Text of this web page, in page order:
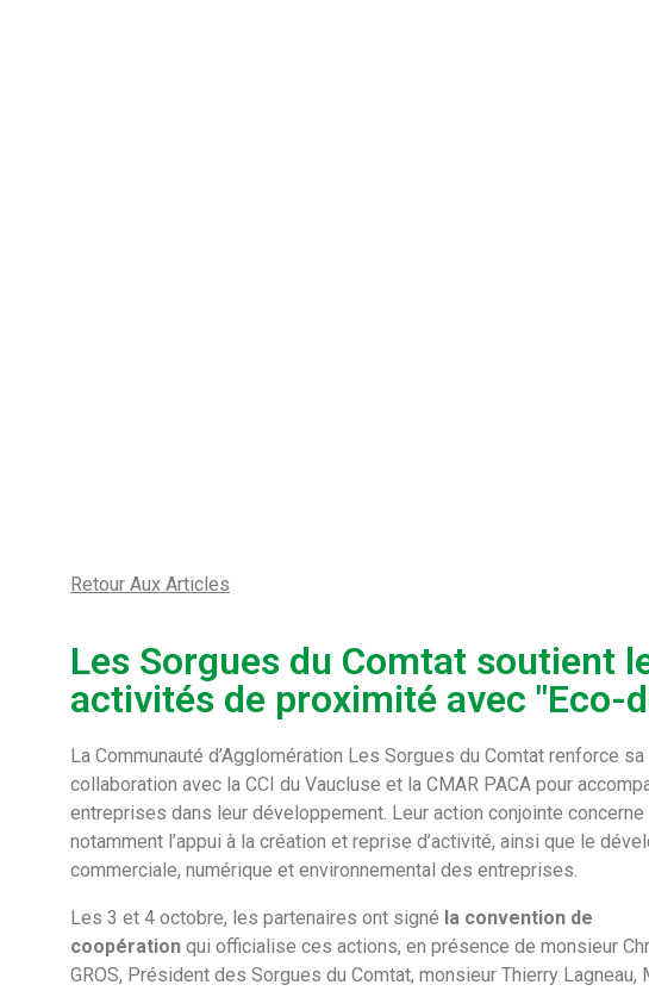
Retour Aux Articles
Les Sorgues du Comtat soutient
activités de proximité avec "Eco-
La Communauté d’Agglomération Les Sorgues du Comtat renforce sa
collaboration avec la CCI du Vaucluse et la CMAR PACA pour
entreprises dans leur développement. Leur action conjointe concerne
notamment l’appui à la création et reprise d’activité, ainsi que le
commerciale, numérique et environnemental des entreprises.
Les 3 et 4 octobre, les partenaires ont signé la convention de
coopérationqui officialise ces actions, en présence de monsieur
GROS, Président des Sorgues du Comtat, monsieur Thierry Lagneau,